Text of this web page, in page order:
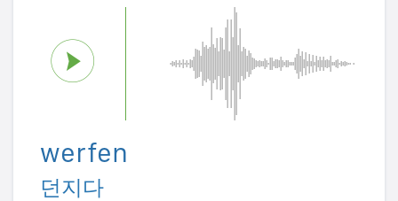
werfen
던지다